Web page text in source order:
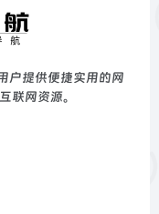
户提供便捷实用的网
联网资源。